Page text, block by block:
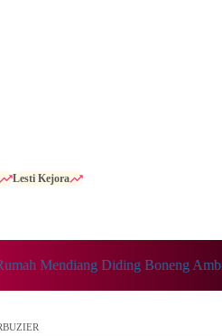
Lesti Kejora
Mendiang Diding Boneng Ambruk